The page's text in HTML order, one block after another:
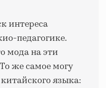
интереса
педагогике.
мода на эти
же самое могу
языка: